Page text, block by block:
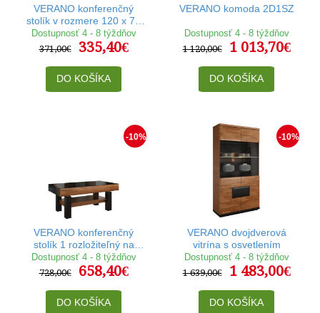
VERANO konferenčný
stolík v rozmere 120 x 70
cm
Dostupnosť 4 - 8 týždňov
371,00€
335,40€
DO KOŠÍKA
VERANO komoda 2D1SZ
Dostupnosť 4 - 8 týždňov
1 120,00€
1 013,70€
DO KOŠÍKA
-10%
VERANO konferenčný
stolík 1 rozložiteľný na
jedálenský stôl v rozmere
120-160 x 70 cm
Dostupnosť 4 - 8 týždňov
728,00€
658,40€
DO KOŠÍKA
-10%
VERANO dvojdverová
vitrína s osvetlením
Dostupnosť 4 - 8 týždňov
1 639,00€
1 483,00€
DO KOŠÍKA